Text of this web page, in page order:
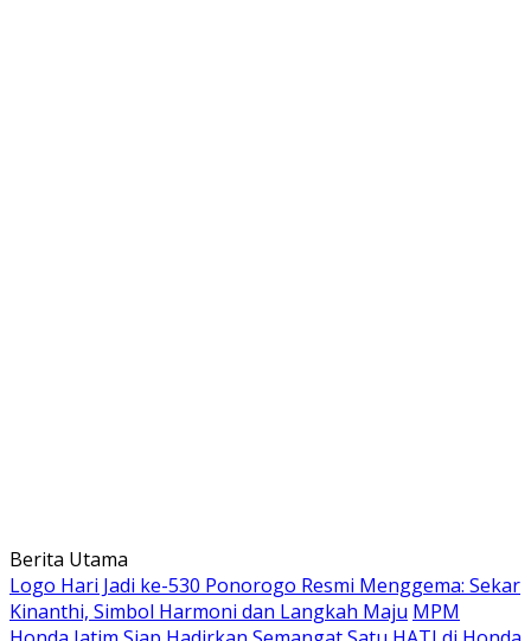
Langsung
ke
konten
Berita Utama
Logo Hari Jadi ke-530 Ponorogo Resmi Menggema: Sekar
Kinanthi, Simbol Harmoni dan Langkah Maju MPM